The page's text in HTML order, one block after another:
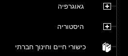
גאוגרפיה
היסטוריה
כישורי חיים וחינוך חברתי